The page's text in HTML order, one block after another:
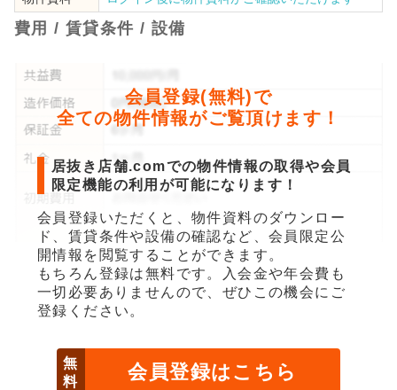
費用 / 賃貸条件 / 設備
会員登録(無料)で
全ての物件情報がご覧頂けます！
居抜き店舗.comでの物件情報の取得や会員
限定機能の利用が可能になります！
会員登録いただくと、物件資料のダウンロー
ド、賃貸条件や設備の確認など、会員限定公
開情報を閲覧することができます。
もちろん登録は無料です。入会金や年会費も
一切必要ありませんので、ぜひこの機会にご
登録ください。
無
料
会員登録はこちら